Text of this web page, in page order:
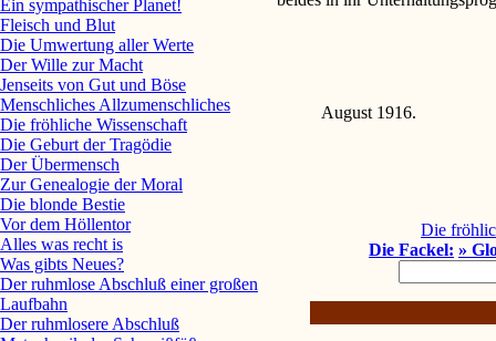
August 1916.
Die
Die Fackel: »
Ein sympathischer Planet!
Fleisch und Blut
Die Umwertung aller Werte
Der Wille zur Macht
Jenseits von Gut und Böse
Menschliches Allzumenschliches
Die fröhliche Wissenschaft
Die Geburt der Tragödie
Der Übermensch
Zur Genealogie der Moral
Die blonde Bestie
Vor dem Höllentor
Alles was recht is
Was gibts Neues?
Der ruhmlose Abschluß einer großen
Laufbahn
Der ruhmlosere Abschluß